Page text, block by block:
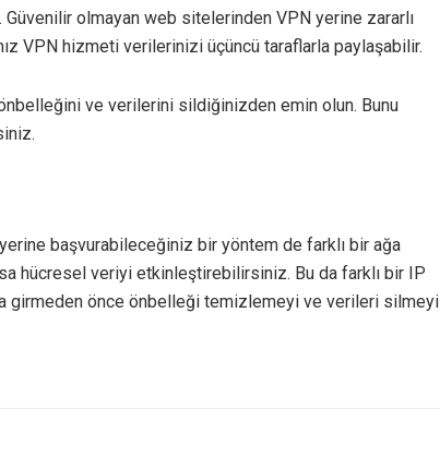
olmayan web sitelerinden VPN yerine zararlı
VPN hizmeti verilerinizi üçüncü taraflarla paylaşabilir.
ve verilerini sildiğinizden emin olun. Bunu
başvurabileceğiniz bir yöntem de farklı bir ağa
hücresel veriyi etkinleştirebilirsiniz. Bu da farklı bir IP
girmeden önce önbelleği temizlemeyi ve verileri silmeyi